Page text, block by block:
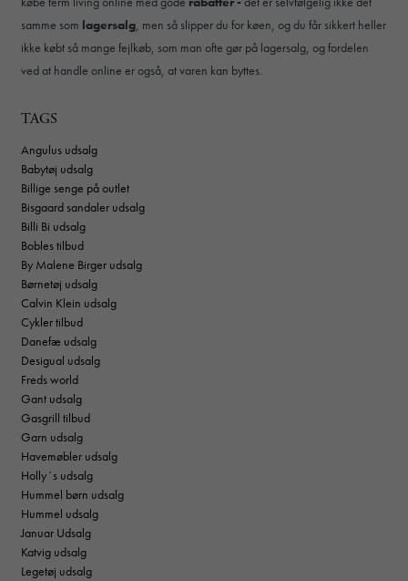
TAGS
Angulus udsalg
Babytøj udsalg
Billige senge på outlet
Bisgaard sandaler udsalg
Billi Bi udsalg
Bobles tilbud
By Malene Birger udsalg
Børnetøj udsalg
Calvin Klein udsalg
Cykler tilbud
Danefæ udsalg
Desigual udsalg
Freds world
Gant udsalg
Gasgrill tilbud
Garn udsalg
Havemøbler udsalg
Holly´s udsalg
Hummel børn udsalg
Hummel udsalg
Januar Udsalg
Katvig udsalg
Legetøj udsalg
samme som lagersalg, men så slipper du for køen, og du får sikkert heller
ikke købt så mange fejlkøb, som man ofte gør på lagersalg, og fordelen
ved at handle online er også, at varen kan byttes.